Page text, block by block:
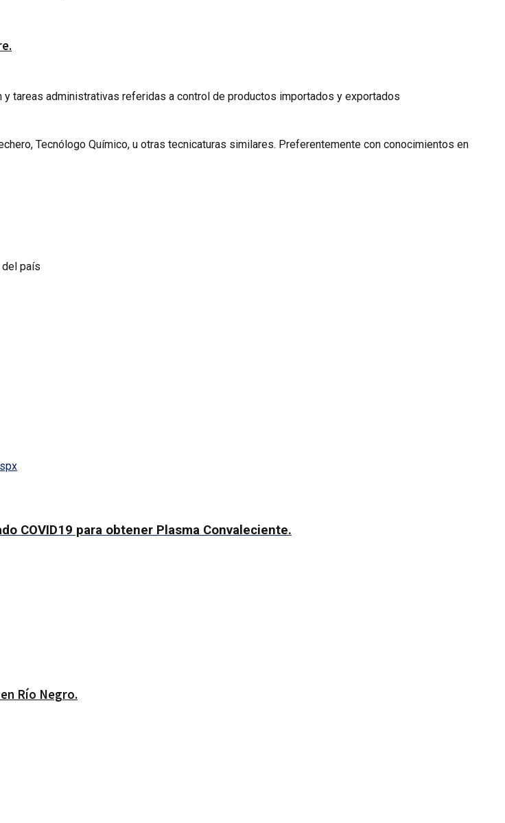
tareas administrativas referidas a control de productos importados y exportados
Tecnólogo Químico, u otras tecnicaturas similares. Preferentemente con conocimientos en
país
COVID19 para obtener Plasma Convaleciente.
Río Negro.